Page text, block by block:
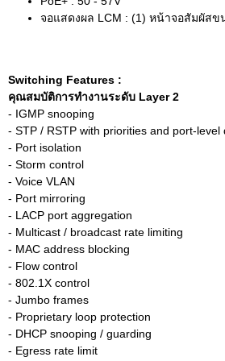
จอแสดงผล LCM : (1) หน้าจอสัมผัสข
Switching Features :
คุณสมบัติการทำงานระดับ Layer 2
- IGMP snooping
- STP / RSTP with priorities and port-level
- Port isolation
- Storm control
- Voice VLAN
- Port mirroring
- LACP port aggregation
- Multicast / broadcast rate limiting
- MAC address blocking
- Flow control
- 802.1X control
- Jumbo frames
- Proprietary loop protection
- DHCP snooping / guarding
- Egress rate limit